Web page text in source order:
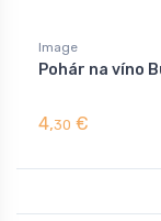
Image
Pohár na víno
4,30 €